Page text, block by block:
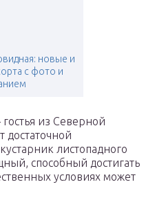
новые и
с фото и
из Северной
достаточной
листопадного
способный достигать
условиях может